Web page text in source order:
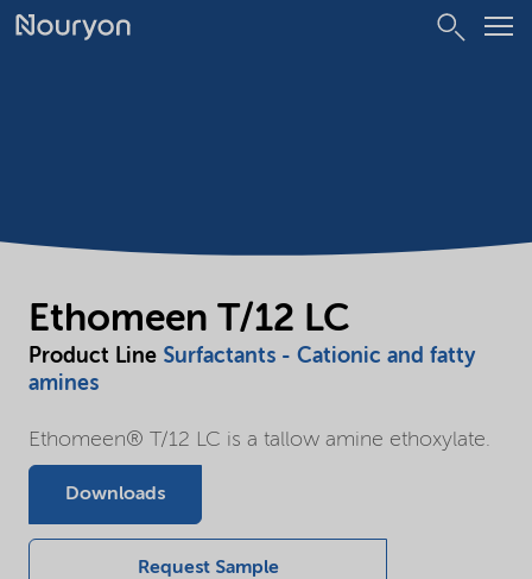
Ethomeen T/12 LC
Product Line Surfactants - Cationic and fatty
amines
Ethomeen® T/12 LC is a tallow amine ethoxylate.
Downloads
Request Sample